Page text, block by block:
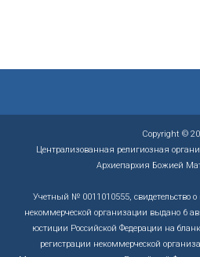
Copyright ©
Централизованная религиозная
Архиепархия Божией
Учетный № 0011010555, свидетельство о
некоммерческой организации выдано 6
юстиции Российской Федерации на
регистрации некоммерческой